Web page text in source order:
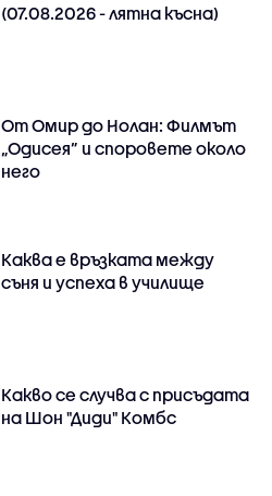
(07.08.2026 - лятна късна)
От Омир до Нолан: Филмът
„Одисея” и споровете около
него
Каква е връзката между
съня и успеха в училище
Какво се случва с присъдата
на Шон "Диди" Комбс